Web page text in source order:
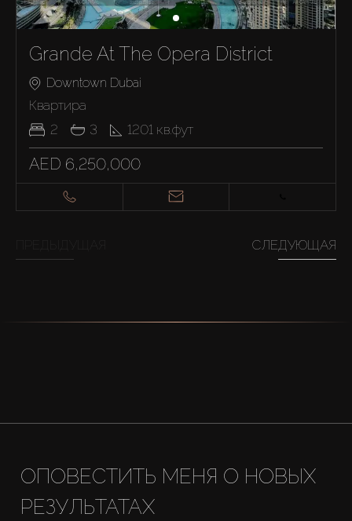
Grande At The Opera District
Downtown Dubai
Квартира
2
3 1201 кв.фут
AED 6,250,000
СЛЕДУЮЩАЯ
ОПОВЕСТИТЬ МЕНЯ О НОВЫХ
РЕЗУЛЬТАТАХ